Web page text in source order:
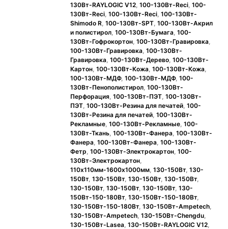
130Вт-RAYLOGIC V12 100-130Вт-Reci 100-
130Вт-Reci 100-130Вт-Reci 100-130Вт-
Shimodo R 100-130Вт-SPT 100-130Вт-Акрил
и полистирол 100-130Вт-Бумага 100-
130Вт-Гофрокортон 100-130Вт-Гравировка
100-130Вт-Гравировка 100-130Вт-
Гравировка 100-130Вт-Дерево 100-130Вт-
Картон 100-130Вт-Кожа 100-130Вт-Кожа
100-130Вт-МДФ, 100-130Вт-МДФ, 100-
130Вт-Пенополистирол 100-130Вт-
Перфорация 100-130Вт-ПЭТ 100-130Вт-
ПЭТ 100-130Вт-Резина для печатей 100-
130Вт-Резина для печатей 100-130Вт-
Рекламные 100-130Вт-Рекламные 100-
130Вт-Ткань 100-130Вт-Фанера 100-130Вт-
Фанера 100-130Вт-Фанера 100-130Вт-
Фетр 100-130Вт-Электрокартон 100-
130Вт-Электрокартон
110х110мм-1600x1000мм 130-150Вт, 130-
150Вт, 130-150Вт, 130-150Вт, 130-150Вт,
130-150Вт, 130-150Вт, 130-150Вт, 130-
150Вт-150-180Вт, 130-150Вт-150-180Вт,
130-150Вт-150-180Вт, 130-150Вт-Ampetech
130-150Вт-Ampetech 130-150Вт-Chengdu
130-150Вт-Lasea 130-150Вт-RAYLOGIC V12